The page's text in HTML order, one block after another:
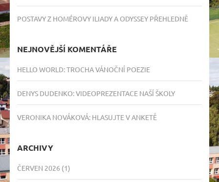
POSTAVY Z HOMÉROVY ILIADY A ODYSSEY PŘEHLEDNĚ
NEJNOVĚJŠÍ KOMENTÁŘE
HELLO WORLD:TROCHA VÁNOČNÍ POEZIE
DENYS DUDENKO:VIDEOPREZENTACE NAŠÍ ŠKOLY
VERONIKA NOVÁKOVÁ: HLASUJTE V ANKETĚ
ARCHIVY
ČERVEN 2026 (1)